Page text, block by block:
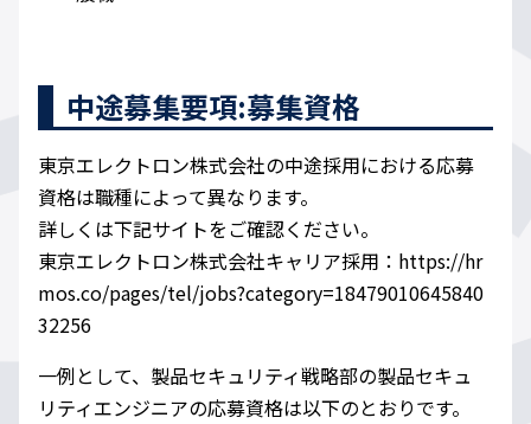
中途募集要項:募集資格
東京エレクトロン株式会社の中途採用における応募
資格は職種によって異なります。
詳しくは下記サイトをご確認ください。
東京エレクトロン株式会社キャリア採用：https://hr
mos.co/pages/tel/jobs?category=18479010645840
32256
一例として、製品セキュリティ戦略部の製品セキュ
リティエンジニアの応募資格は以下のとおりです。